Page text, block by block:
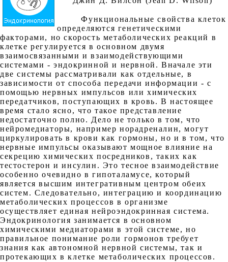
Функциональные свойства клеток
определяются генетическими
факторами, но скорость метаболических реакций в
клетке регулируется в основном двумя
взаимосвязанными и взаимодействующими
системами - эндокринной и нервной. Вначале эти
две системы рассматривали как отдельные, в
зависимости от способа передачи информации - с
помощью нервных импульсов или химических
передатчиков, поступающих в кровь. В настоящее
время стало ясно, что такое представление
недостаточно полно. Дело не только в том, что
нейромедиаторы, например норадреналин, могут
циркулировать в крови как гормоны, но и в том, что
нервные импульсы оказывают мощное влияние на
секрецию химических посредников, таких как
тестостерон и инсулин. Это тесное взаимодействие
особенно очевидно в гипоталамусе, который
является высшим интегративным центром обеих
систем. Следовательно, интеграцию и координацию
метаболических процессов в организме
осуществляет единая нейроэндокринная система.
Эндокринология занимается в основном
химическими медиаторами в этой системе, но
правильное понимание роли гормонов требует
знания как автономной нервной системы, так и
протекающих в клетке метаболических процессов.